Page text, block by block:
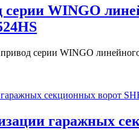
серии WINGO
серии WINGO
гаражных